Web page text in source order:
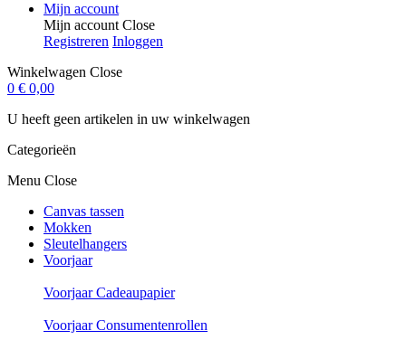
Mijn account
Mijn account Close
Registreren Inloggen
Winkelwagen Close
0 € 0,00
U heeft geen artikelen in uw winkelwagen
Categorieën
Menu Close
Canvas tassen
Mokken
Sleutelhangers
Voorjaar
Voorjaar Cadeaupapier
Voorjaar Consumentenrollen